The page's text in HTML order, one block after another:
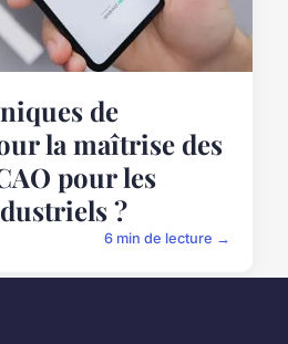
de
la maîtrise des
pour les
?
6 min de lecture →